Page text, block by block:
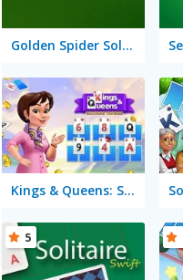
Golden Spider Solitaire On-line
Kings & Queens: Solitaire Tripeaks
5